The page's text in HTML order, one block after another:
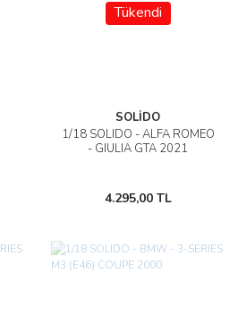
Tükendi
SOLİDO
1/18 SOLIDO - ALFA ROMEO
- GIULIA GTA 2021
4.295,00 TL